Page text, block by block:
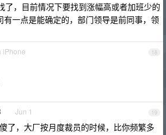
了，目前情况下要找到涨幅高或者加班少的
有一点是能确定的，部门领导是前同事，领
18
iPhone
19
Jun 1
了，大厂按月度裁员的时候，比你频繁多